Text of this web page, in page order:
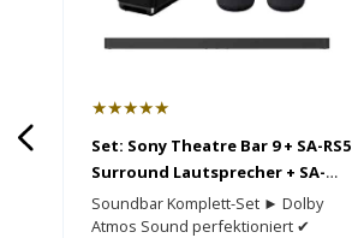
★★★★★
Set: Sony Theatre Bar 9 + SA-RS5
Surround Lautsprecher + SA-
SW5 Subwoofer
Soundbar Komplett-Set ► Dolby
Atmos Sound perfektioniert ✔